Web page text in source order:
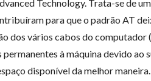
Technology. Trata-se de
para que o padrão AT
dos vários cabos do
permanentes à máquina devido
disponível da melhor